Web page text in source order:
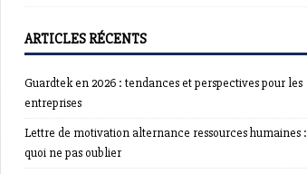
ARTICLES RÉCENTS
Guardtek en 2026 : tendances et perspectives pour les
entreprises
Lettre de motivation alternance ressources humaines :
quoi ne pas oublier